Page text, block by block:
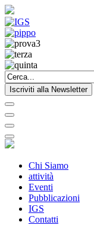
Iscriviti alla Newsletter
Chi Siamo
attività
Eventi
Pubblicazioni
IGS
Contatti